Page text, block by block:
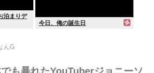
泊まりデ
今日、俺の誕生日
んG